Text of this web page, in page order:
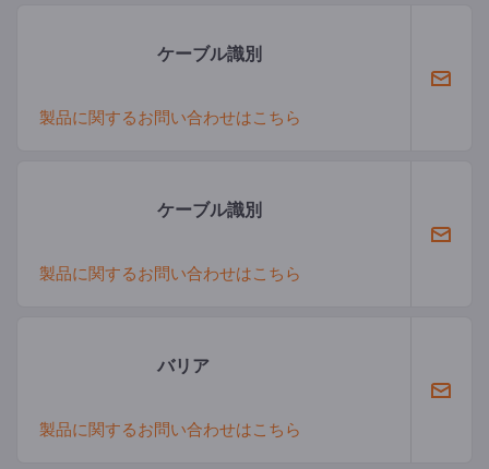
ケーブル識別
製品に関するお問い合わせはこちら
ケーブル識別
製品に関するお問い合わせはこちら
バリア
製品に関するお問い合わせはこちら